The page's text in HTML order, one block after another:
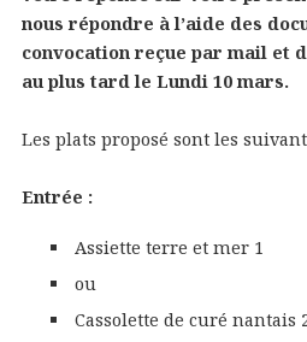
nous répondre à l’aide des
convocation reçue par mail et
au plus tard le Lundi 10 mars.
Les plats proposé sont les
Entrée :
Assiette terre et mer 1
ou
Cassolette de curé nantais